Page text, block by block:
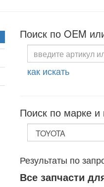
Поиск по OEM
как искать
Поиск по марке
Результаты по
Все запчасти